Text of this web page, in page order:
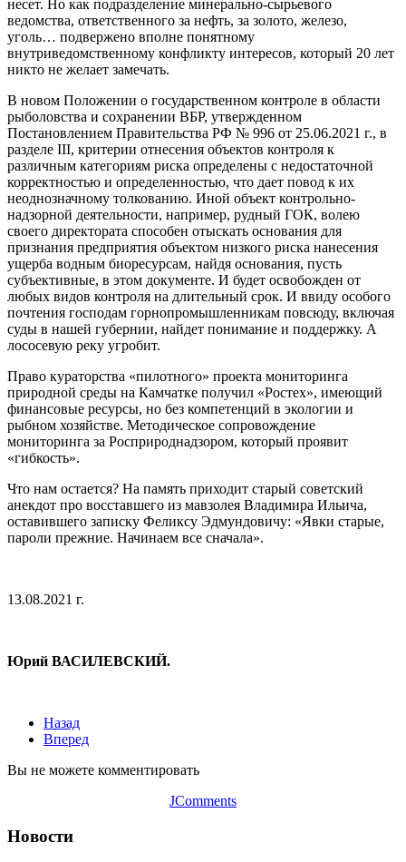
несет. Но как подразделение минерально-сырьевого
ведомства, ответственного за нефть, за золото, железо,
уголь… подвержено вполне понятному
внутриведомственному конфликту интересов, который 20 лет
никто не желает замечать.
В новом Положении о государственном контроле в области
рыболовства и сохранении ВБР, утвержденном
Постановлением Правительства РФ № 996 от 25.06.2021 г., в
разделе III, критерии отнесения объектов контроля к
различным категориям риска определены с недостаточной
корректностью и определенностью, что дает повод к их
неоднозначному толкованию. Иной объект контрольно-
надзорной деятельности, например, рудный ГОК, волею
своего директората способен отыскать основания для
признания предприятия объектом низкого риска нанесения
ущерба водным биоресурсам, найдя основания, пусть
субъективные, в этом документе. И будет освобожден от
любых видов контроля на длительный срок. И ввиду особого
почтения господам горнопромышленникам повсюду, включая
суды в нашей губернии, найдет понимание и поддержку. А
лососевую реку угробит.
Право кураторства «пилотного» проекта мониторинга
природной среды на Камчатке получил «Ростех», имеющий
финансовые ресурсы, но без компетенций в экологии и
рыбном хозяйстве. Методическое сопровождение
мониторинга за Росприроднадзором, который проявит
«гибкость».
Что нам остается? На память приходит старый советский
анекдот про восставшего из мавзолея Владимира Ильича,
оставившего записку Феликсу Эдмундовичу: «Явки старые,
пароли прежние. Начинаем все сначала».
13.08.2021 г.
Юрий ВАСИЛЕВСКИЙ.
Назад
Вперед
Вы не можете комментировать
JComments
Новости